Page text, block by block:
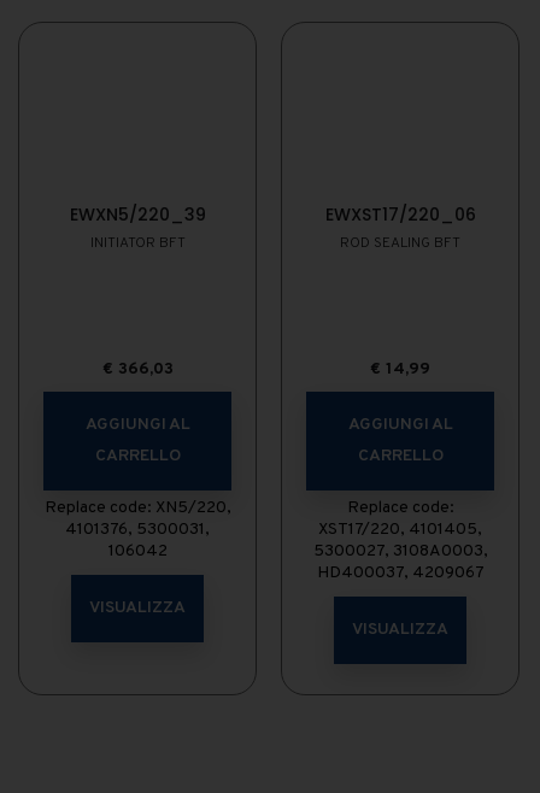
EWXN5/220_39
INITIATOR BFT
€ 366,03
AGGIUNGI AL
CARRELLO
Replace code: XN5/220,
4101376, 5300031,
106042
VISUALIZZA
EWXST17/220_06
ROD SEALING BFT
€ 14,99
AGGIUNGI AL
CARRELLO
Replace code:
XST17/220, 4101405,
5300027, 3108A0003,
HD400037, 4209067
VISUALIZZA